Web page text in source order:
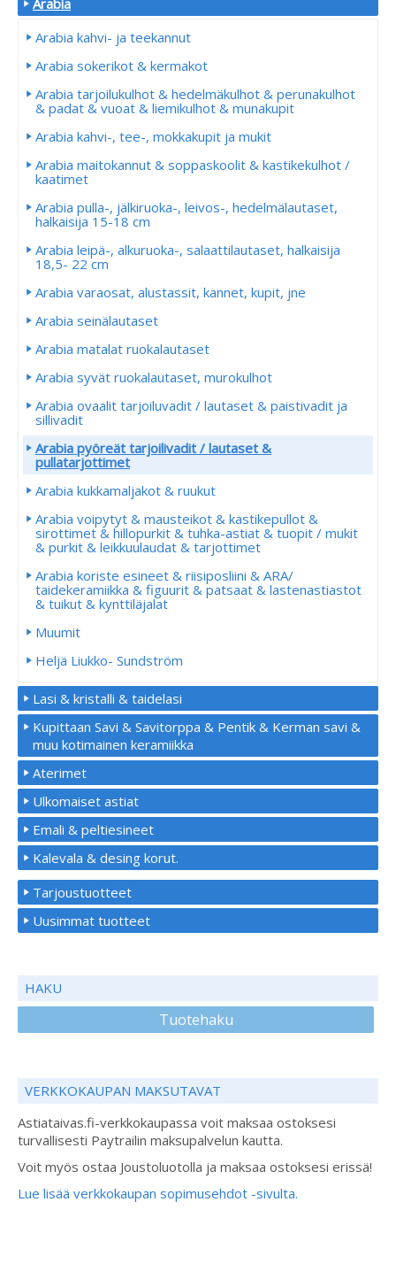
Arabia kahvi- ja teekannut
Arabia sokerikot & kermakot
Arabia tarjoilukulhot & hedelmäkulhot & perunakulhot
& padat & vuoat & liemikulhot & munakupit
Arabia kahvi-, tee-, mokkakupit ja mukit
Arabia maitokannut & soppaskoolit & kastikekulhot /
kaatimet
Arabia pulla-, jälkiruoka-, leivos-, hedelmälautaset,
halkaisija 15-18 cm
Arabia leipä-, alkuruoka-, salaattilautaset, halkaisija
18,5- 22 cm
Arabia varaosat, alustassit, kannet, kupit, jne
Arabia seinälautaset
Arabia matalat ruokalautaset
Arabia syvät ruokalautaset, murokulhot
Arabia ovaalit tarjoiluvadit / lautaset & paistivadit ja
sillivadit
Arabia pyöreät tarjoilivadit / lautaset &
pullatarjottimet
Arabia kukkamaljakot & ruukut
Arabia voipytyt & mausteikot & kastikepullot &
sirottimet & hillopurkit & tuhka-astiat & tuopit / mukit
& purkit & leikkuulaudat & tarjottimet
Arabia koriste esineet & riisiposliini & ARA/
taidekeramiikka & figuurit & patsaat & lastenastiastot
& tuikut & kynttiläjalat
Muumit
Heljä Liukko- Sundström
Lasi & kristalli & taidelasi
Kupittaan Savi & Savitorppa & Pentik & Kerman savi &
muu kotimainen keramiikka
Aterimet
Ulkomaiset astiat
Emali & peltiesineet
Kalevala & desing korut.
Tarjoustuotteet
Uusimmat tuotteet
HAKU
Tuotehaku
VERKKOKAUPAN MAKSUTAVAT
Astiataivas.fi-verkkokaupassa voit maksaa ostoksesi
turvallisesti Paytrailin maksupalvelun kautta.
Voit myös ostaa Joustoluotolla ja maksaa ostoksesi erissä!
Lue lisää verkkokaupan sopimusehdot -sivulta.